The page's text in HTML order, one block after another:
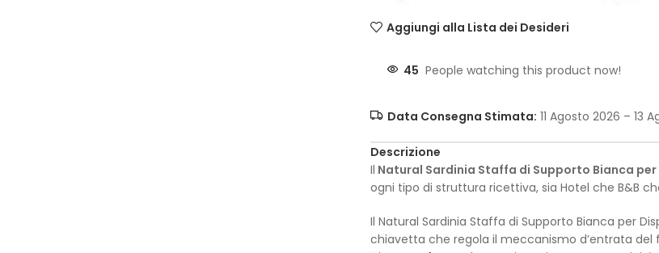
Aggiungi alla Lista dei Desideri
45 People watching this product now!
Data Consegna Stimata: 11 Agosto 2026 – 13
Descrizione
Il Natural Sardinia Staffa di Supporto Bianca per
ogni tipo di struttura ricettiva, sia Hotel che B&B
Il Natural Sardinia Staffa di Supporto Bianca per
chiavetta che regola il meccanismo d’entrata del